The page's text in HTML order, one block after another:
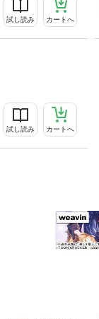
試し読み カートへ
試し読み カートへ